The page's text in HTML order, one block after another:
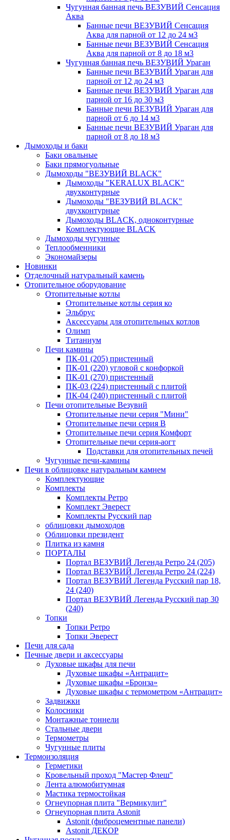
Чугунная банная печь ВЕЗУВИЙ Сенсация
Аква
Банные печи ВЕЗУВИЙ Сенсация
Аква для парной от 12 до 24 м3
Банные печи ВЕЗУВИЙ Сенсация
Аква для парной от 8 до 18 м3
Чугунная банная печь ВЕЗУВИЙ Ураган
Банные печи ВЕЗУВИЙ Ураган для
парной от 12 до 24 м3
Банные печи ВЕЗУВИЙ Ураган для
парной от 16 до 30 м3
Банные печи ВЕЗУВИЙ Ураган для
парной от 6 до 14 м3
Банные печи ВЕЗУВИЙ Ураган для
парной от 8 до 18 м3
Дымоходы и баки
Баки овальные
Баки прямогуольные
Дымоходы "ВЕЗУВИЙ BLACK"
Дымоходы "KERALUX BLACK"
двухконтурные
Дымоходы "ВЕЗУВИЙ BLACK"
двухконтурные
Дымоходы BLACK, одноконтурные
Комплектующие BLACK
Дымоходы чугунные
Теплообменники
Экономайзеры
Новинки
Отделочный натуральный камень
Отопительное оборудование
Отопительные котлы
Отопительные котлы серия ко
Эльбрус
Аксессуары для отопительных котлов
Олимп
Титаниум
Печи камины
ПК-01 (205) пристенный
ПК-01 (220) угловой с конфоркой
ПК-01 (270) пристенный
ПК-03 (224) пристенный с плитой
ПК-04 (240) пристенный с плитой
Печи отопительные Везувий
Отопительные печи серия "Мини"
Отопительные печи серия В
Отопительные печи серия Комфорт
Отопительные печи серия-аогт
Подставки для отопительных печей
Чугунные печи-камины
Печи в облицовке натуральным камнем
Комплектующие
Комплекты
Комплекты Ретро
Комплект Эверест
Комплекты Русский пар
облицовки дымоходов
Облицовки президент
Плитка из камня
ПОРТАЛЫ
Портал ВЕЗУВИЙ Легенда Ретро 24 (205)
Портал ВЕЗУВИЙ Легенда Ретро 24 (224)
Портал ВЕЗУВИЙ Легенда Русский пар 18,
24 (240)
Портал ВЕЗУВИЙ Легенда Русский пар 30
(240)
Топки
Топки Ретро
Топки Эверест
Печи для сада
Печные двери и аксессуары
Духовые шкафы для печи
Духовые шкафы «Антрацит»
Духовые шкафы «Бронза»
Духовые шкафы с термометром «Антрацит»
Задвижки
Колосники
Монтажные тоннели
Стальные двери
Термометры
Чугунные плиты
Термоизоляция
Герметики
Кровельный проход "Мастер Флеш"
Лента алюмобитумная
Мастика термостойкая
Огнеупорная плита "Вермикулит"
Огнеупорная плита Astonit
Astonit (фиброцементные панели)
Astonit ДЕКОР